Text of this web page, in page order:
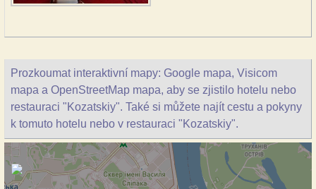
Prozkoumat interaktivní mapy: Google mapa, Visicom
mapa a OpenStreetMap mapa, aby se zjistilo hotelu nebo
restauraci "Kozatskiy". Také si můžete najít cestu a pokyny
k tomuto hotelu nebo v restauraci "Kozatskiy".